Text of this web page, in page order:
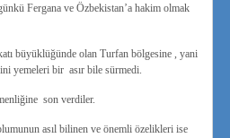
Fergana ve Özbekistan’a hakim olmak
büyüklüğünde olan Turfan bölgesine , yani
yemeleri bir asır bile sürmedi.
son verdiler.
asıl bilinen ve önemli özelikleri ise